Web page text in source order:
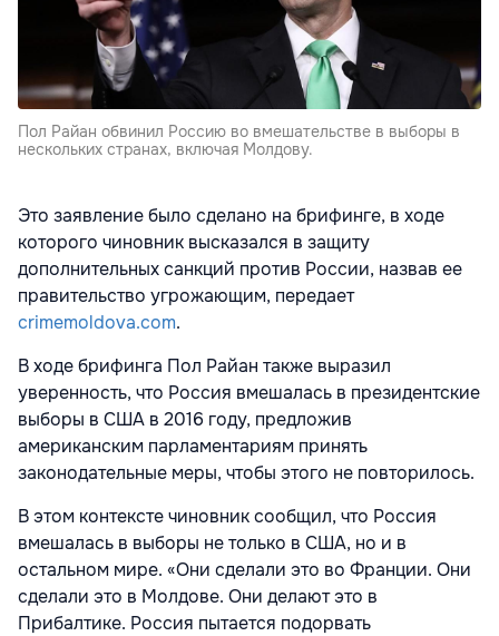
Пол Райан обвинил Россию во вмешательстве в выборы в
нескольких странах, включая Молдову.
Это заявление было сделано на брифинге, в ходе
которого чиновник высказался в защиту
дополнительных санкций против России, назвав ее
правительство угрожающим, передает
crimemoldova.com.
В ходе брифинга Пол Райан также выразил
уверенность, что Россия вмешалась в президентские
выборы в США в 2016 году, предложив
американским парламентариям принять
законодательные меры, чтобы этого не повторилось.
В этом контексте чиновник сообщил, что Россия
вмешалась в выборы не только в США, но и в
остальном мире. «Они сделали это во Франции. Они
сделали это в Молдове. Они делают это в
Прибалтике. Россия пытается подорвать